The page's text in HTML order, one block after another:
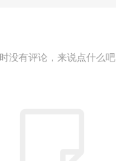
没有评论，来说点什么吧